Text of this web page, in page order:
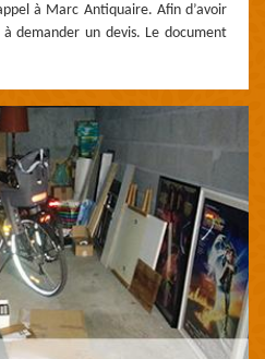
à Marc Antiquaire. Afin d’avoir
demander un devis. Le document